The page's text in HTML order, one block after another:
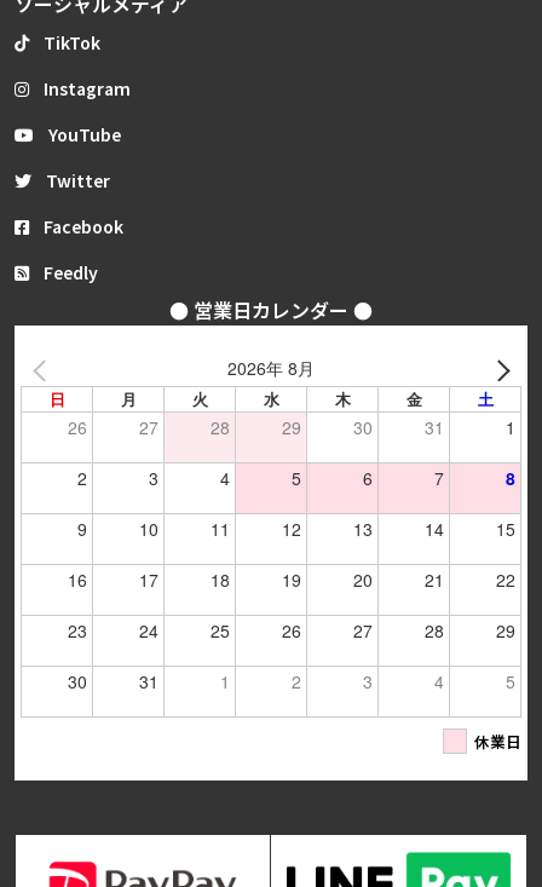
TikTok
Instagram
YouTube
Twitter
Facebook
Feedly
● 営業日カレンダー ●
2026年 8月
日 月 火 水 木 金 土
26 27 28 29 30 31 1
2 3 4 5 6 7 8
9 10 11 12 13 14 15
16 17 18 19 20 21 22
23 24 25 26 27 28 29
30 31 1 2 3 4 5
休業日